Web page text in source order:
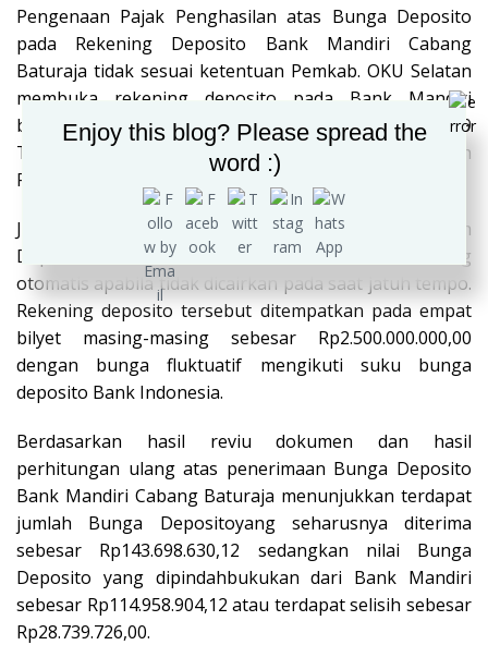
Pengenaan Pajak Penghasilan atas Bunga Deposito
pada Rekening Deposito Bank Mandiri Cabang
Baturaja tidak sesuai ketentuan Pemkab. OKU Selatan
membuka rekening deposito pada Bank Mandiri
berdasarkan Surat Nomor 900/1772/BPKAD/2019
Tanggal 18 September 2019 tentang Pembukaan
Rekening Deposito sebesar Rp10.000.000.000,00.
Jenis deposito pada Bank Mandiri tersebut adalah
Deposito Berjangka 1 (satu) bulan yang diperpanjang
otomatis apabila tidak dicairkan pada saat jatuh tempo.
Rekening deposito tersebut ditempatkan pada empat
bilyet masing-masing sebesar Rp2.500.000.000,00
dengan bunga fluktuatif mengikuti suku bunga
deposito Bank Indonesia.
Berdasarkan hasil reviu dokumen dan hasil
perhitungan ulang atas penerimaan Bunga Deposito
Bank Mandiri Cabang Baturaja menunjukkan terdapat
jumlah Bunga Depositoyang seharusnya diterima
sebesar Rp143.698.630,12 sedangkan nilai Bunga
Deposito yang dipindahbukukan dari Bank Mandiri
sebesar Rp114.958.904,12 atau terdapat selisih sebesar
Rp28.739.726,00.
Enjoy this blog? Please spread the
word :)